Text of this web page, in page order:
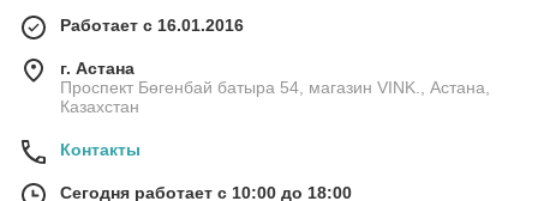
Работает с 16.01.2016
г. Астана
Проспект Бөгенбай батыра 54, магазин VINK., Астана,
Казахстан
Контакты
Сегодня работает с 10:00 до 18:00